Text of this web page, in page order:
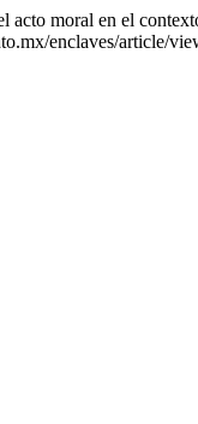
acto moral en el
enclaves/article/